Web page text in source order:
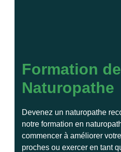
Formation de
Naturopathe
Devenez un naturopathe
notre formation en
commencer à améliorer
proches ou exercer en tant